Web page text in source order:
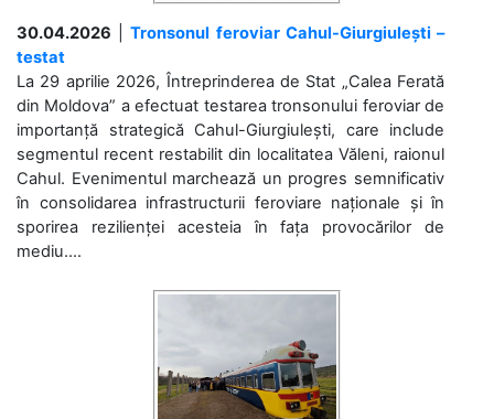
30.04.2026 |Tronsonul feroviar Cahul-Giurgiulești –
testat
La 29 aprilie 2026, Întreprinderea de Stat „Calea Ferată
din Moldova” a efectuat testarea tronsonului feroviar de
importanță strategică Cahul-Giurgiulești, care include
segmentul recent restabilit din localitatea Văleni, raionul
Cahul. Evenimentul marchează un progres semnificativ
în consolidarea infrastructurii feroviare naționale și în
sporirea rezilienței acesteia în fața provocărilor de
mediu....